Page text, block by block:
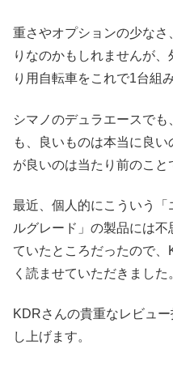
重さやオプションの少な
りなのかもしれませんが
り用自転車をこれで1台組
シマノのデュラエースで
も、良いものは本当に良
が良いのは当たり前のこと
最近、個人的にこういう
ルグレード」の製品には
ていたところだったので
く読ませていただきました
KDRさんの貴重なレビュ
し上げます。